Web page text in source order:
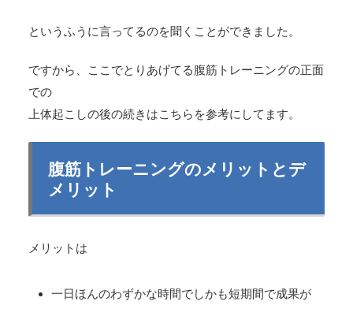
というふうに言ってるのを聞くことができました。
ですから、ここでとりあげてる腹筋トレーニングの正面
での
上体起こしの後の続きはこちらを参考にしてます。
腹筋トレーニングのメリットとデ
メリット
メリットは
一日ほんのわずかな時間でしかも短期間で成果が